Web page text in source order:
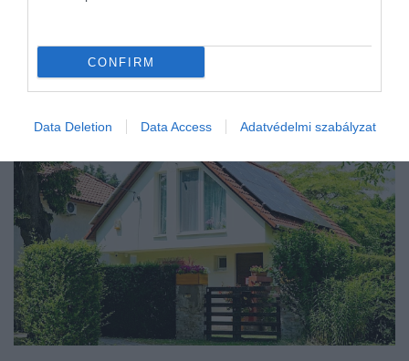
CONFIRM
Data Deletion Data Access Adatvédelmi szabályzat